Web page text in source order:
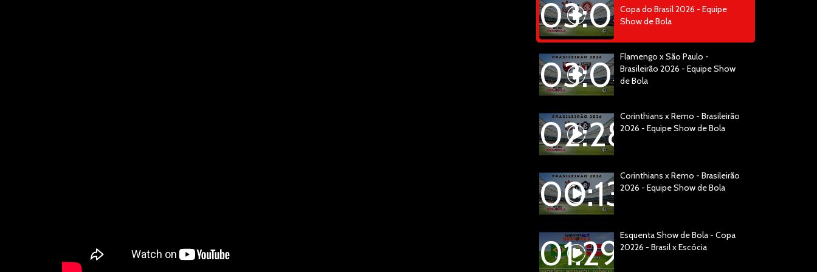
03:04:34
Copa do Brasil 2026 - Equipe
Show de Bola
03:04:14
Flamengo x São Paulo -
Brasileirão 2026 - Equipe Show
de Bola
02:28:48Corinthians x Remo - Brasileirão
2026 - Equipe Show de Bola
00:13:20Corinthians x Remo - Brasileirão
2026 - Equipe Show de Bola
01:29:15Esquenta Show de Bola - Copa
20226 - Brasil x Escócia